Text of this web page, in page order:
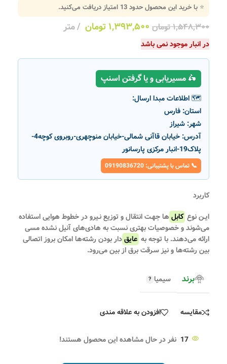
⭐ با خرید این محصول حدود13 امتیاز دریافت می‌کنید.
۱,۵۴۸,۳۰۰تومان ۱,۳۹۳,۵۰۰ تومان متر
در انبار موجود نمی باشد
🛵 مسیریابی و یا گرفتن اسنپ
🗺️ اطلاعات مبدا ارسال:
استان: فارس
شهر: شیراز
آدرس:
خیابان قاآنی شمالی-خیابان منوچهری-روبروی کوچه4-
پلاک19-انبار مرکزی پارسانور
📞 تماس با پشتیبانی: 09190836720
کاربرد
ایـن نوع کابل ‌ها جهـت انتقال و توزیع نـیرو در خطوط هوایی استفاده
می‌شوند و خصوصیات بهتری نسبت به هادی‌های آنیل نشده مسی
ارائه می‌دهند. با توجه به عایق‌دار بودن رشته‌ها امکان بروز اتصالی
بین رشته‌ها و نیز سـرقت برق از بین می‌رود.
برند سیمیا
مقایسه افزودن به علاقه مندی
17 نفر در حال مشاهده این محصول هستند!